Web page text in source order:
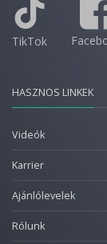
TikTok
HASZNOS LINKEK
Videók
Karrier
Ajánlólevelek
Rólunk